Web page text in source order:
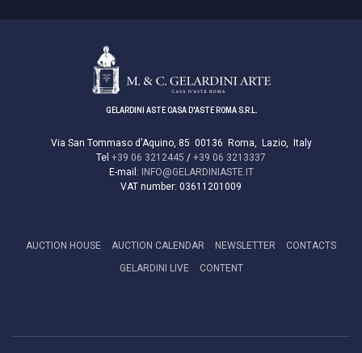
GELARDINI ASTE CASA D'ASTE ROMA S.R.L.
Via San Tommaso d'Aquino, 85 00136 Roma, Lazio,
Italy
Tel +39 06 3212445 / +39 06 3213337
E-mail:
INFO@GELARDINIASTE.IT
VAT number: 03611201009
AUCTION HOUSE AUCTION CALENDAR NEWSLETTER
CONTACTS
GELARDINI LIVE
CONTENT